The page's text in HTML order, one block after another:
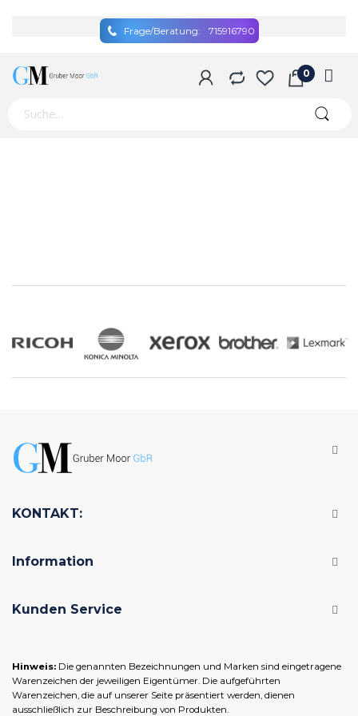
Frage/Beratung: 715916790
KONTAKT:
Information
Kunden Service
Hinweis: Die genannten Bezeichnungen und Marken sind eingetragene
Warenzeichen der jeweiligen Eigentümer. Die aufgeführten
Warenzeichen, die auf unserer Seite präsentiert werden, dienen
ausschließlich zur Beschreibung von Produkten.